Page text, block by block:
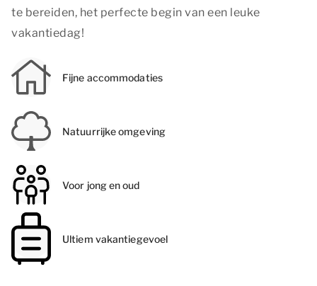
te bereiden, het perfecte begin van een leuke
vakantiedag!
Fijne accommodaties
Natuurrijke omgeving
Voor jong en oud
Ultiem vakantiegevoel